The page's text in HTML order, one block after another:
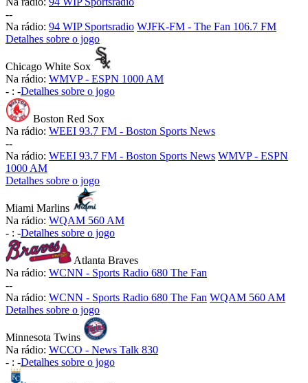
--
Na rádio: 94 WIP Sportsradio WJFK-FM - The Fan 106.7 FM
Detalhes sobre o jogo
Chicago White Sox
Na rádio: WMVP - ESPN 1000 AM
- : -Detalhes sobre o jogo
Boston Red Sox
Na rádio: WEEI 93.7 FM - Boston Sports News
--
Na rádio: WEEI 93.7 FM - Boston Sports News WMVP - ESPN
1000 AM
Detalhes sobre o jogo
Miami Marlins
Na rádio: WQAM 560 AM
- : -Detalhes sobre o jogo
Atlanta Braves
Na rádio: WCNN - Sports Radio 680 The Fan
--
Na rádio: WCNN - Sports Radio 680 The Fan WQAM 560 AM
Detalhes sobre o jogo
Minnesota Twins
Na rádio: WCCO - News Talk 830
- : -Detalhes sobre o jogo